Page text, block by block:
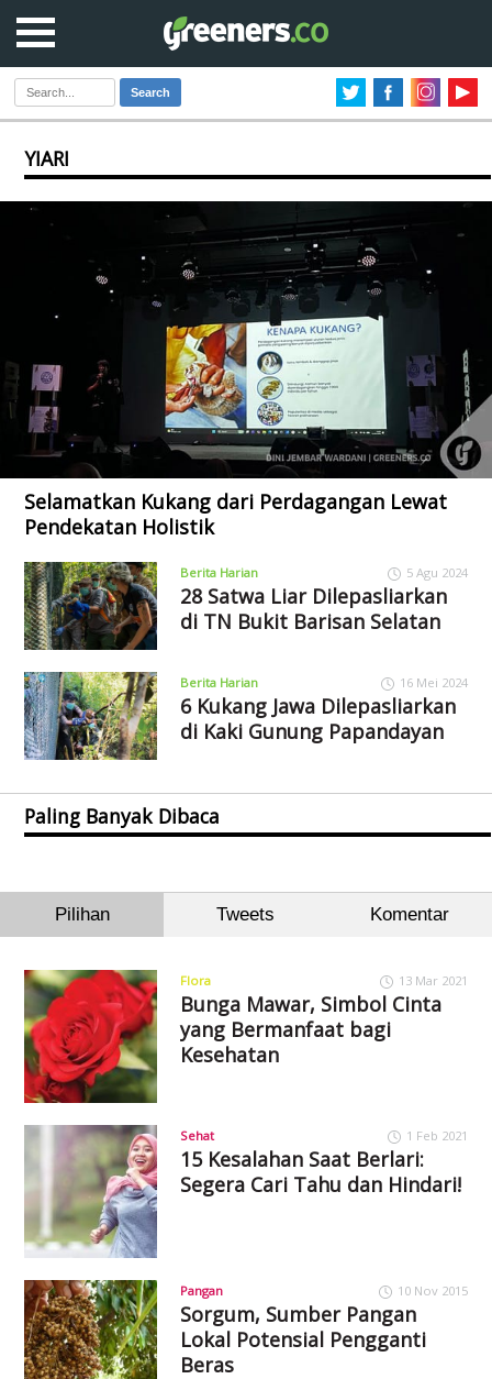
Search
YIARI
Selamatkan Kukang dari Perdagangan Lewat
Pendekatan Holistik
Berita Harian 5 Agu 2024
28 Satwa Liar Dilepasliarkan
di TN Bukit Barisan Selatan
Berita Harian 16 Mei 2024
6 Kukang Jawa Dilepasliarkan
di Kaki Gunung Papandayan
Paling Banyak Dibaca
Pilihan Tweets Komentar
Flora 13 Mar 2021
Bunga Mawar, Simbol Cinta
yang Bermanfaat bagi
Kesehatan
Sehat 1 Feb 2021
15 Kesalahan Saat Berlari:
Segera Cari Tahu dan Hindari!
Pangan 10 Nov 2015
Sorgum, Sumber Pangan
Lokal Potensial Pengganti
Beras